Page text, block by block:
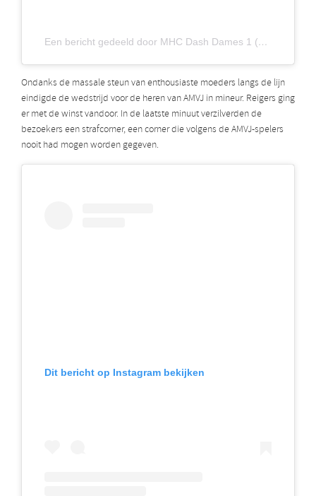
Een bericht gedeeld door MHC Dash Dames 1 (@dashdames_1)
Ondanks de massale steun van enthousiaste moeders langs de lijn
eindigde de wedstrijd voor de heren van AMVJ in mineur. Reigers ging
er met de winst vandoor. In de laatste minuut verzilverden de
bezoekers een strafcorner, een corner die volgens de AMVJ-spelers
nooit had mogen worden gegeven.
Dit bericht op Instagram bekijken